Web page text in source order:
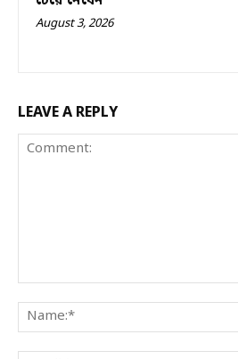
August 3, 2026
LEAVE A REPLY